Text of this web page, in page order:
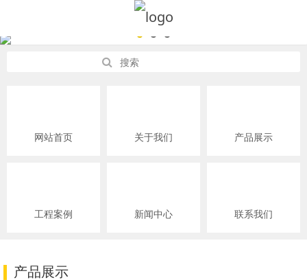
网站首页 关于我们 产品展示
工程案例 新闻中心 联系我们
产品展示